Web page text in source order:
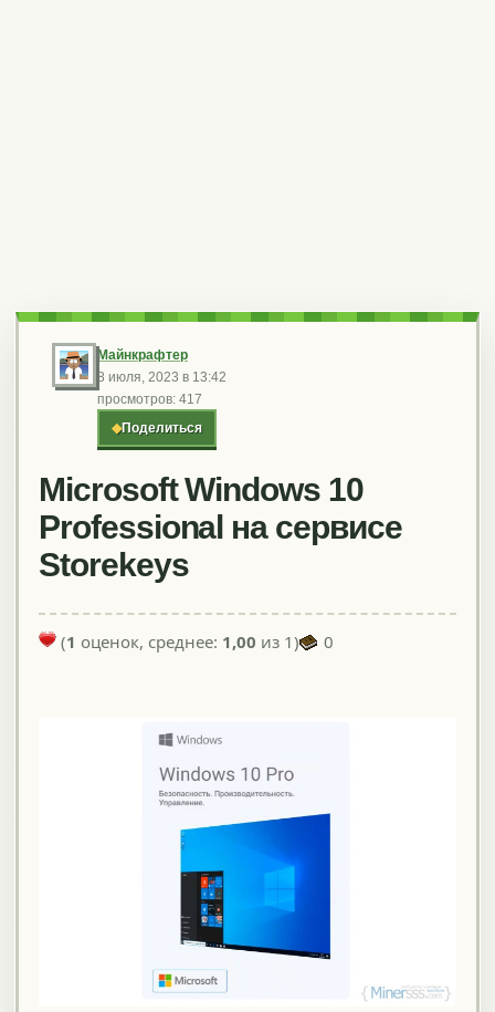
Майнкрафтер
8 июля, 2023 в 13:42
просмотров: 417
◆Поделиться
Microsoft Windows 10
Professional на сервисе
Storekeys
(1 оценок, среднее: 1,00 из 1) 0